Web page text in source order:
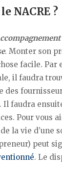
NACRE ?
. Monter son
facile. Par
il faudra
des
faudra
Pour vous
la vie d’une
peut
. Le